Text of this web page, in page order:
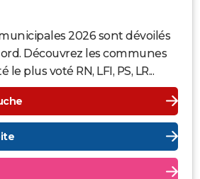
2026 sont dévoilés
Découvrez les communes
plus voté RN, LFI, PS, LR...